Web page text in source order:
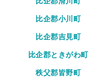
比企郡小川町
比企郡吉見町
比企郡ときがわ町
秩父郡皆野町